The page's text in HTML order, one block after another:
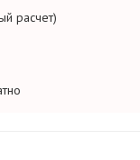
расчет)